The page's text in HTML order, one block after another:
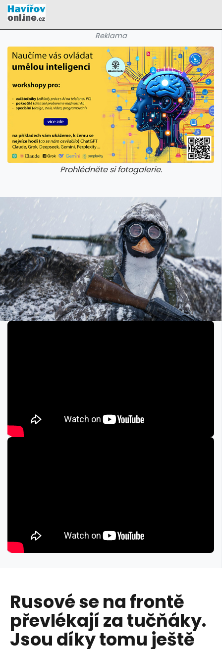
Reklama
Prohlédněte si fotogalerie.
Rusové se na frontě
převlékají za tučňáky.
Jsou díky tomu ještě